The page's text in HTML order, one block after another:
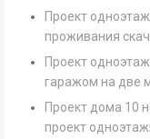
Проект
проживания
Проект
гаражом на две
Проект дома 10
проект